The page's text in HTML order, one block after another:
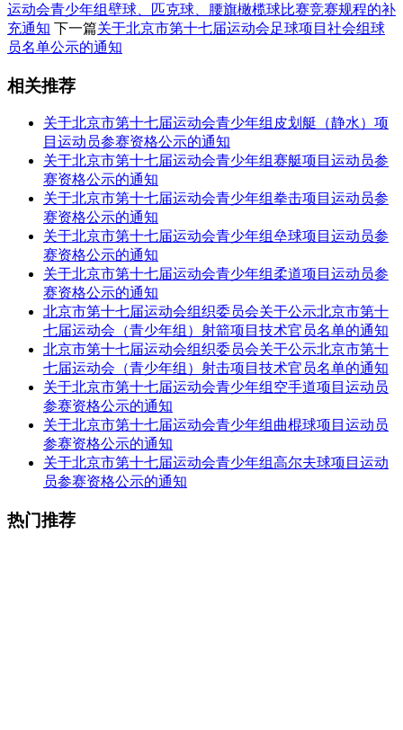
运动会青少年组壁球、匹克球、腰旗橄榄球比赛竞赛规程的补
充通知 下一篇关于北京市第十七届运动会足球项目社会组球
员名单公示的通知
相关推荐
关于北京市第十七届运动会青少年组皮划艇（静水）项
目运动员参赛资格公示的通知
关于北京市第十七届运动会青少年组赛艇项目运动员参
赛资格公示的通知
关于北京市第十七届运动会青少年组拳击项目运动员参
赛资格公示的通知
关于北京市第十七届运动会青少年组垒球项目运动员参
赛资格公示的通知
关于北京市第十七届运动会青少年组柔道项目运动员参
赛资格公示的通知
北京市第十七届运动会组织委员会关于公示北京市第十
七届运动会（青少年组）射箭项目技术官员名单的通知
北京市第十七届运动会组织委员会关于公示北京市第十
七届运动会（青少年组）射击项目技术官员名单的通知
关于北京市第十七届运动会青少年组空手道项目运动员
参赛资格公示的通知
关于北京市第十七届运动会青少年组曲棍球项目运动员
参赛资格公示的通知
关于北京市第十七届运动会青少年组高尔夫球项目运动
员参赛资格公示的通知
热门推荐